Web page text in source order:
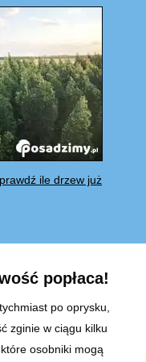
ile drzew już
popłaca!
po oprysku,
zginie w ciągu kilku
osobniki mogą